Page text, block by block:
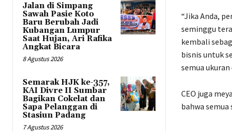
Jalan di Simpang
Sawah Pasie Koto
Baru Berubah Jadi
Kubangan Lumpur
Saat Hujan, Ari Rafika
Angkat Bicara
8 Agustus 2026
Semarak HJK ke-357,
KAI Divre II Sumbar
Bagikan Cokelat dan
Sapa Pelanggan di
Stasiun Padang
7 Agustus 2026
“Jika Anda,
seminggu
kembali
bisnis untuk
semua
CEO juga
bahwa